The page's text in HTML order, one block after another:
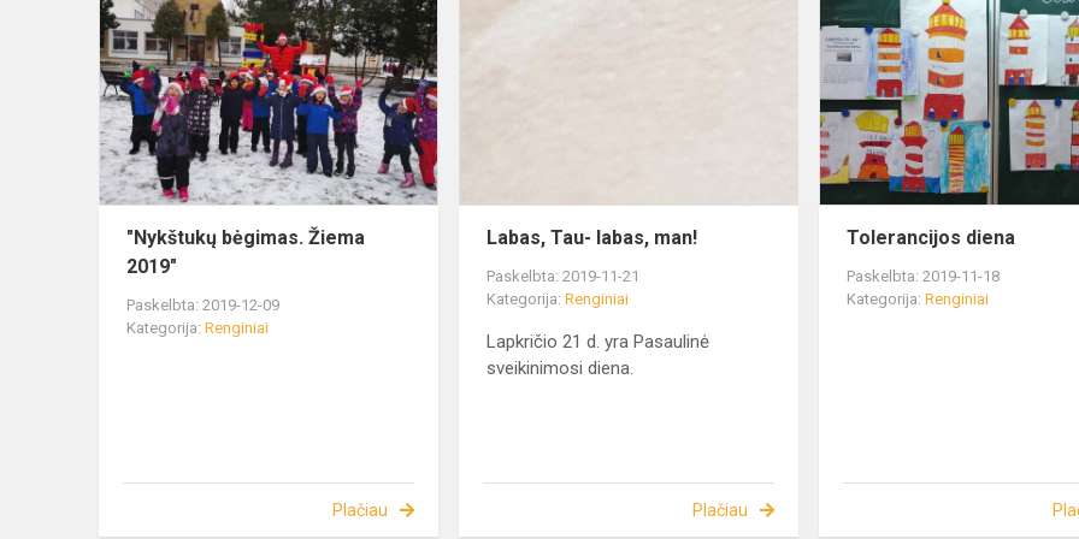
"Nykštukų bėgimas. Žiema
2019"
Paskelbta: 2019-12-09
Kategorija: Renginiai
Plačiau
Labas, Tau- labas, man!
Paskelbta: 2019-11-21
Kategorija:Renginiai
Lapkričio 21 d. yra Pasaulinė
sveikinimosi diena.
Plačiau
Tolerancijos diena
Paskelbta: 2019-11-18
Kategorija:Renginiai